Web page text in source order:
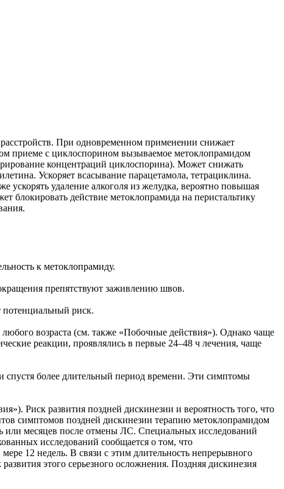
При одновременном применении снижает
приеме с циклоспорином вызываемое метоклопрамидом
концентраций циклоспорина). Может снижать
Ускоряет всасывание парацетамола, тетрациклина.
удаление алкоголя из желудка, вероятно повышая
блокировать действие метоклопрамида на перистальтику
к метоклопрамиду.
препятствуют заживлению швов.
потенциальный риск.
возраста (см. также «Побочные действия»). Однако чаще
реакции, проявлялись в первые 24–48 ч лечения, чаще
спустя более длительный период времени. Эти симптомы
Риск развития поздней дискинезии и вероятность того, что
симптомов поздней дискинезии терапию метоклопрамидом
или месяцев после отмены ЛС. Специальных исследований
исследований сообщается о том, что
12 недель. В связи с этим длительность непрерывного
этого серьезного осложнения. Поздняя дискинезия